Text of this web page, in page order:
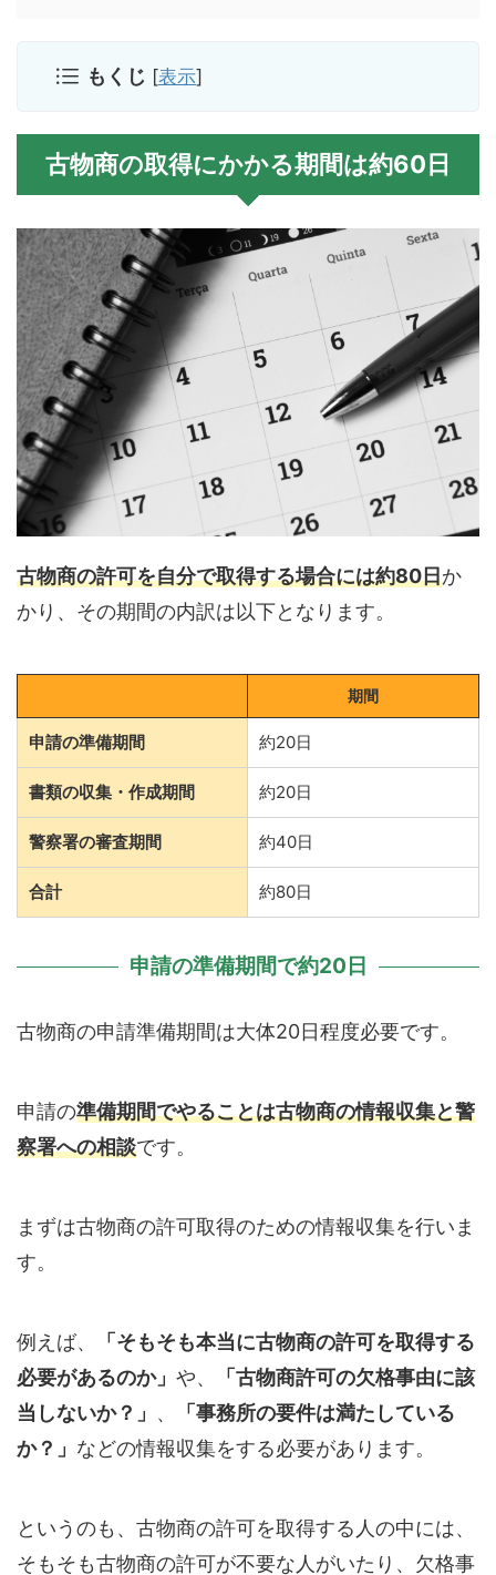
もくじ [表示]
古物商の取得にかかる期間は約60日
古物商の許可を自分で取得する場合には約80日か
かり、その期間の内訳は以下となります。
期間
申請の準備期間 約20日
書類の収集・作成期間 約20日
警察署の審査期間 約40日
合計 約80日
申請の準備期間で約20日
古物商の申請準備期間は大体20日程度必要です。
申請の準備期間でやることは古物商の情報収集と警
察署への相談です。
まずは古物商の許可取得のための情報収集を行いま
す。
例えば、
「そもそも本当に古物商の許可を取得する
必要があるのか」 や、
「古物商許可の欠格事由に該
当しないか？」 、
「事務所の要件は満たしている
か？」 などの情報収集をする必要があります。
というのも、古物商の許可を取得する人の中には、
そもそも古物商の許可が不要な人がいたり、欠格事